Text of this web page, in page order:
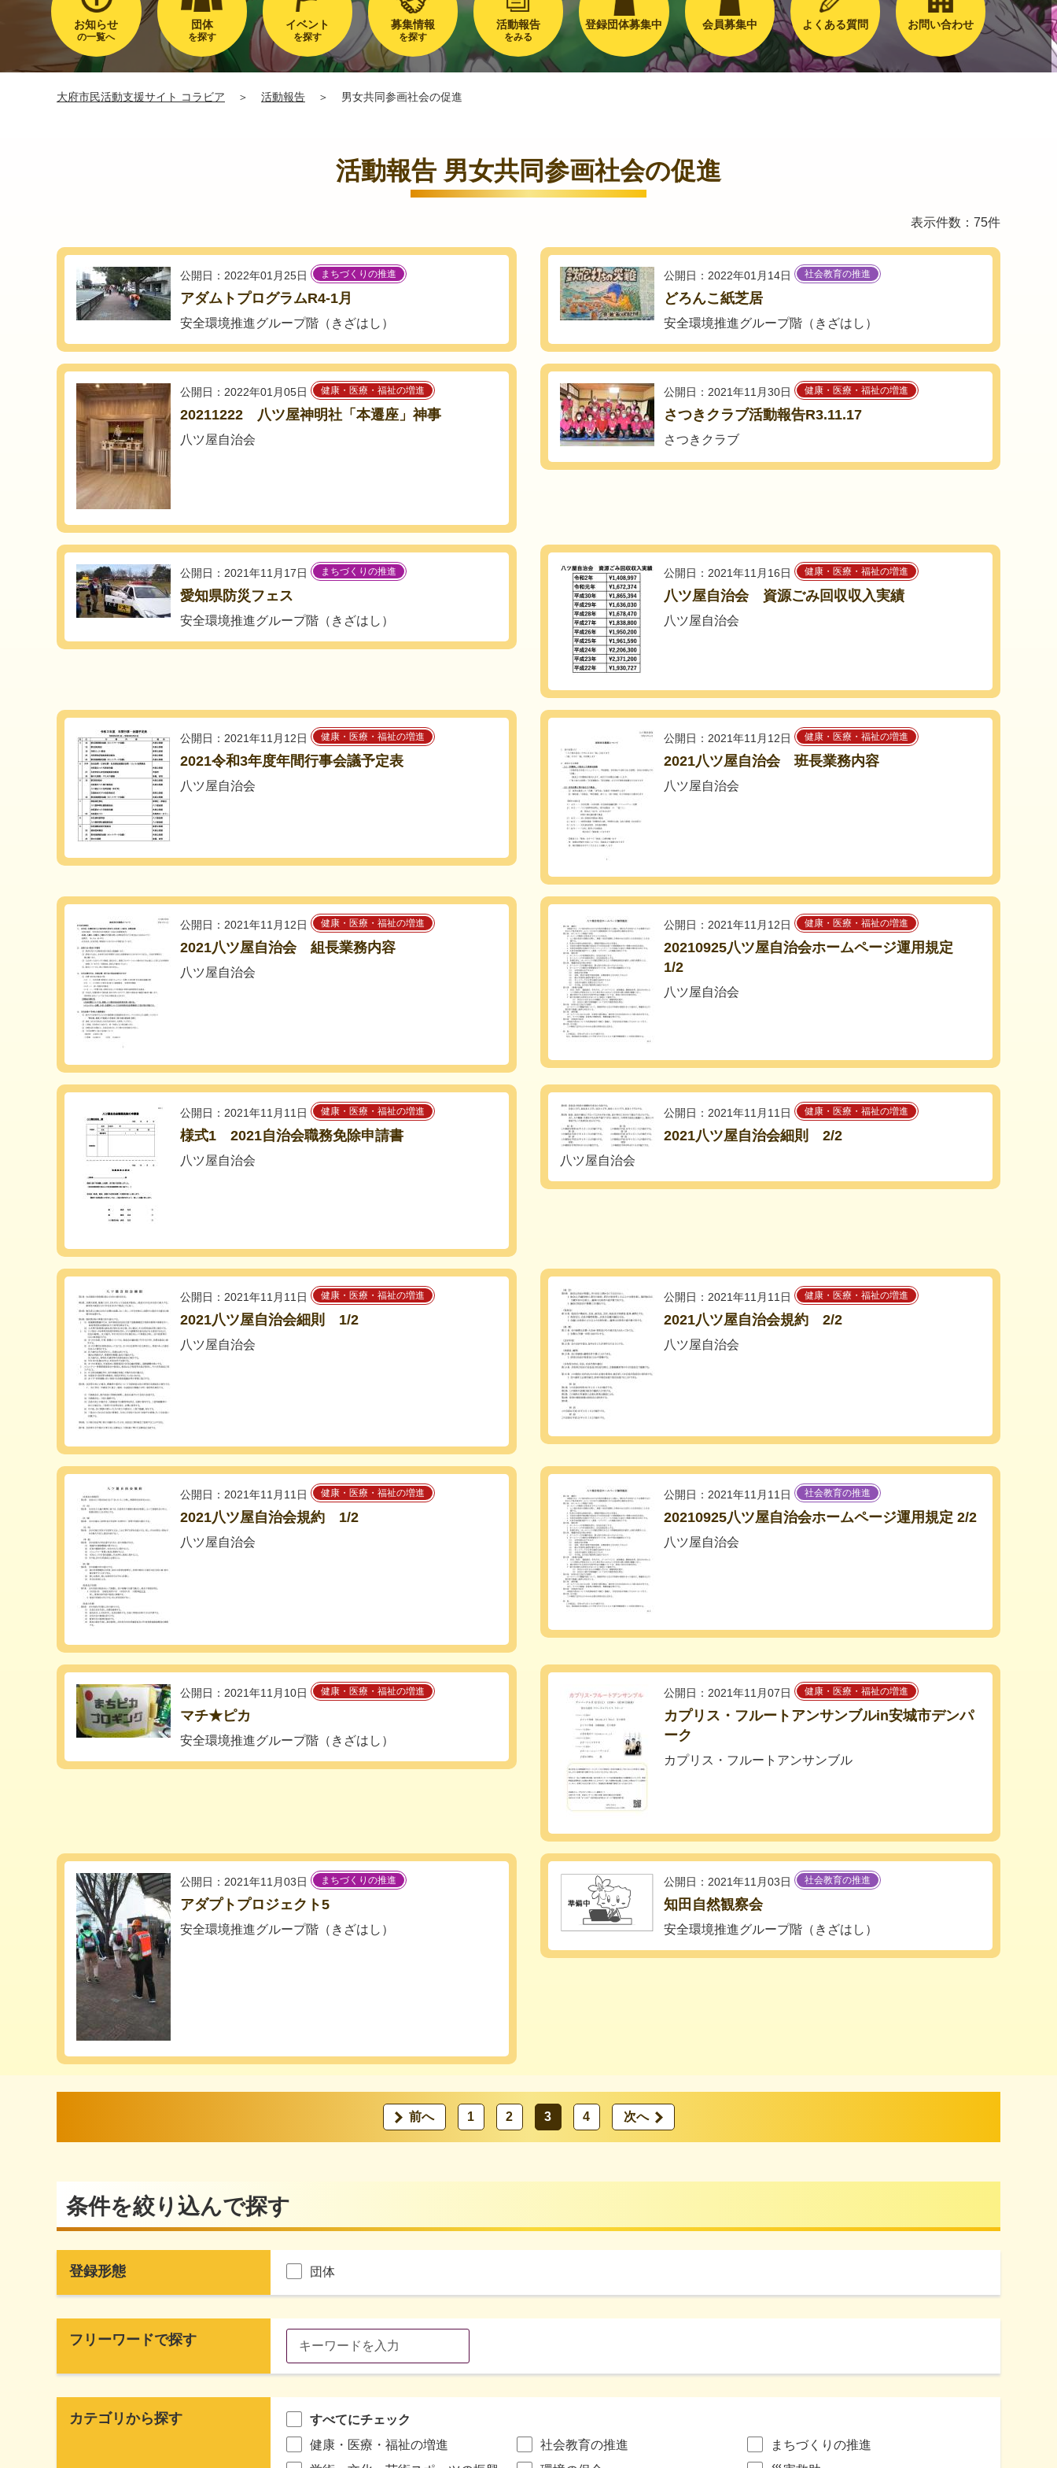
お知らせ
の一覧へ
団体
を探す
イベント
を探す
募集情報
を探す
活動報告
をみる
登録団体募集中 会員募集中 よくある質問 お問い合わせ
大府市民活動支援サイト コラビア ＞ 活動報告 ＞ 男女共同参画社会の促進
活動報告 男女共同参画社会の促進
表示件数：75件
公開日：2022年01月25日 まちづくりの推進
アダムトプログラムR4-1月
安全環境推進グループ階（きざはし）
公開日：2022年01月14日 社会教育の推進
どろんこ紙芝居
安全環境推進グループ階（きざはし）
公開日：2022年01月05日 健康・医療・福祉の増進
20211222 八ツ屋神明社「本遷座」神事
八ツ屋自治会
公開日：2021年11月30日 健康・医療・福祉の増進
さつきクラブ活動報告R3.11.17
さつきクラブ
公開日：2021年11月17日 まちづくりの推進
愛知県防災フェス
安全環境推進グループ階（きざはし）
公開日：2021年11月16日 健康・医療・福祉の増進
八ツ屋自治会 資源ごみ回収収入実績
八ツ屋自治会
公開日：2021年11月12日 健康・医療・福祉の増進
2021令和3年度年間行事会議予定表
八ツ屋自治会
公開日：2021年11月12日 健康・医療・福祉の増進
2021八ツ屋自治会 班長業務内容
八ツ屋自治会
公開日：2021年11月12日 健康・医療・福祉の増進
2021八ツ屋自治会 組長業務内容
八ツ屋自治会
公開日：2021年11月12日 健康・医療・福祉の増進
20210925八ツ屋自治会ホームページ運用規定
1/2
八ツ屋自治会
公開日：2021年11月11日 健康・医療・福祉の増進
様式1 2021自治会職務免除申請書
八ツ屋自治会
公開日：2021年11月11日 健康・医療・福祉の増進
2021八ツ屋自治会細則 2/2
八ツ屋自治会
公開日：2021年11月11日 健康・医療・福祉の増進
2021八ツ屋自治会細則 1/2
八ツ屋自治会
公開日：2021年11月11日 健康・医療・福祉の増進
2021八ツ屋自治会規約 2/2
八ツ屋自治会
公開日：2021年11月11日 健康・医療・福祉の増進
2021八ツ屋自治会規約 1/2
八ツ屋自治会
公開日：2021年11月11日 社会教育の推進
20210925八ツ屋自治会ホームページ運用規定 2/2
八ツ屋自治会
公開日：2021年11月10日 健康・医療・福祉の増進
マチ★ピカ
安全環境推進グループ階（きざはし）
公開日：2021年11月07日 健康・医療・福祉の増進
カプリス・フルートアンサンブルin安城市デンパ
ーク
カプリス・フルートアンサンブル
公開日：2021年11月03日 まちづくりの推進
アダプトプロジェクト5
安全環境推進グループ階（きざはし）
公開日：2021年11月03日 社会教育の推進
知田自然観察会
安全環境推進グループ階（きざはし）
前へ 1 2 3 4 次へ
条件を絞り込んで探す
登録形態 団体
フリーワードで探す
カテゴリから探す
すべてにチェック
健康・医療・福祉の増進
社会教育の推進
まちづくりの推進